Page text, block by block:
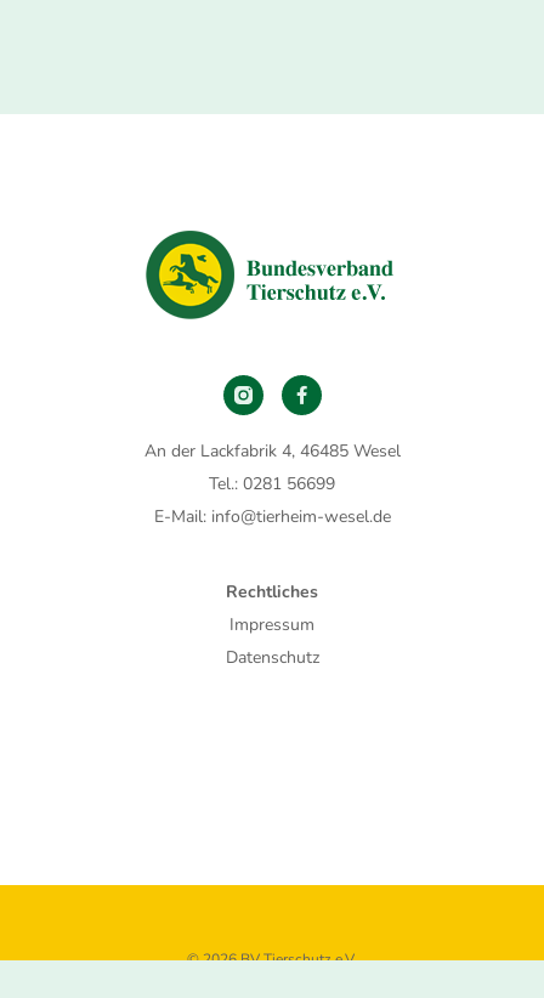
An der Lackfabrik 4, 46485 Wesel
Tel.: 0281 56699
E-Mail: info@tierheim-wesel.de
Rechtliches
Impressum
Datenschutz
© 2026 BV Tierschutz e.V.